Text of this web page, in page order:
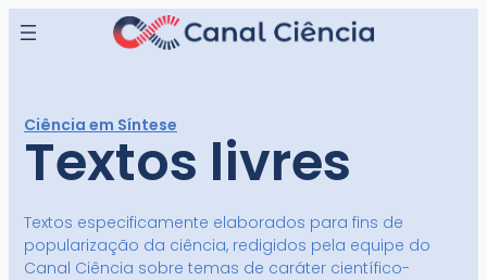
Ciência em Síntese
Textos livres
Textos especificamente elaborados para fins de
popularização da ciência, redigidos pela equipe do
Canal Ciência sobre temas de caráter científico-